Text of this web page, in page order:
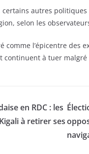
autres
selon les
comme l’épicentre
continuent à tuer
en RDC : les
à retirer ses